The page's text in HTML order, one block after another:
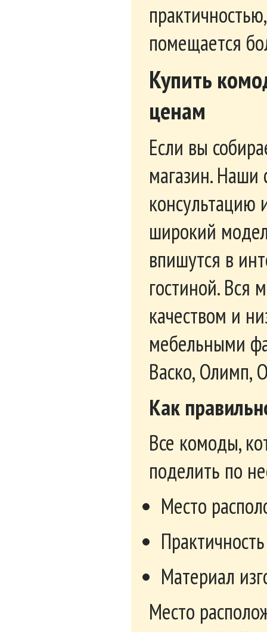
Комод 850 Элана
13 151руб. 6
23 750руб.
Тумба большая Гринвич
10 650руб.
Показать ещё
Комод
большим
маленькими
даже в
цветовых
покупателю
магазине
производителя.